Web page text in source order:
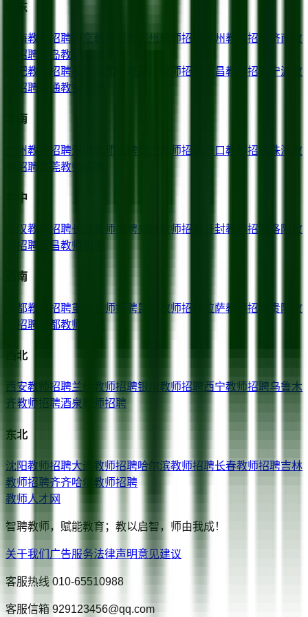
华东
上海教师招聘 南京 教师招聘 苏州教师招聘 济南
教
师招聘
青岛教师招聘
合肥教师招聘 教师招聘 南昌教师招聘 宁波
教
师招聘
南通教师招聘
华南
广州教师招聘深圳 教师招聘 教师招聘 海口教师招聘 珠海
教
师招聘
东莞教师招聘
华中
武汉教师招聘长沙 教师招聘郑州 教师招聘 开封教师招聘 洛阳
教
师招聘
宜昌教师招聘
西南
成都教师招聘重庆 教师招聘昆明 教师招聘 拉萨教师招聘 贵阳
教
师招聘
昌都教师招聘
西北
西安教师招聘兰州 教师招聘银川 教师招聘 西宁教师招聘乌鲁木
齐教师招聘酒泉 教师招聘
东北
沈阳教师招聘大连 教师招聘哈尔滨教师招聘长春教师招聘吉林
教师招聘齐齐哈尔
教师招聘
教师人才网
智聘教师，赋能教育；教以启智，师由我成！
关于我们 广告服务法律声明意见建议
客服热线 010-65510988
客服信箱 929123456@qq.com